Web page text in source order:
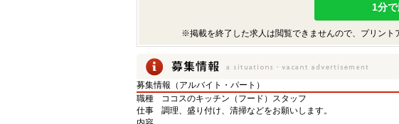
1分
※掲載を終了した求人は閲覧できませんので、プリント
募集情報（アルバイト・パート）
職種
ココスのキッチン（フード）スタッフ
仕事
調理、盛り付け、清掃などをお願いします。